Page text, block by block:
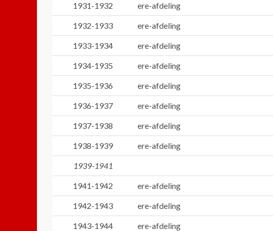
1931-1932 ere-afdeling
1932-1933 ere-afdeling
1933-1934 ere-afdeling
1934-1935 ere-afdeling
1935-1936 ere-afdeling
1936-1937 ere-afdeling
1937-1938 ere-afdeling
1938-1939 ere-afdeling
1939-1941
1941-1942 ere-afdeling
1942-1943 ere-afdeling
1943-1944 ere-afdeling